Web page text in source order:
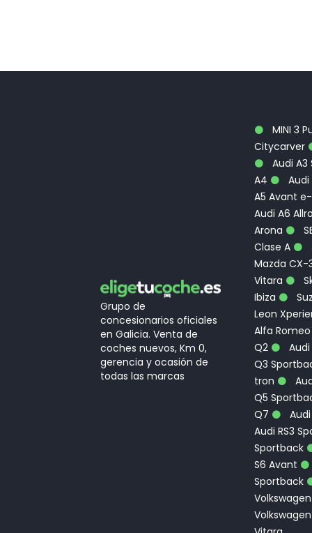
Grupo de
concesionarios oficiales
en Galicia. Venta de
coches nuevos, Km 0,
gerencia y ocasión de
todas las marcas
MINI 3
Citycarver
Audi A3
A4
Audi
A5 Avant
Audi A6
Arona
Clase A
Mazda CX-
Vitara
Ibiza
Leon
Alfa
Q2
Audi
Q3
tron
Q5
Q7
Audi RS3
Sportback
S6 Avant
Sportback